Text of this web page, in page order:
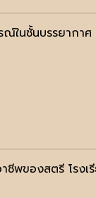
ณ์ในชั้นบรรยาก
ชีพของสตรี โรง